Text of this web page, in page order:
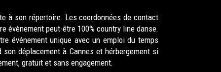
à son répertoire. Les coordonnées de contact
évènement peut-être 100% country line danse.
événement unique avec un emploi du temps
déplacement à Cannes et hérbergement si
gratuit et sans engagement.